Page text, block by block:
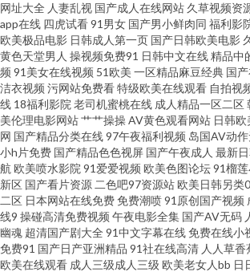
夜剧场性爱 超碰99国产 人人肏肏 久草免费欧美 免费
传媒 亚洲手机天堂 AV女优久久嗳 韩国限制级不卡 日
区 韩国av久久 狠狠鲁日韩在线 久久丁香激情综合 日
线观看网 国内激情自拍视频 欧美亚洲日韩激情 91网
91白丝jk 超碰操逼逼网 欧美毛茸茸老片子 91视频新地
操蜜桃91 99福利导航网 欧美特黄 97伊人 蜜臀99超碰
色播 亚州综合影院 国产一区av 99视频资源总站 亚洲
网址大全 人妻乱视 国产成人在线网站 久草视频资
app在线 四虎试看91男女 国产男小鲜肉同 福利影
欧美极品电影 日韩成人第一页 国产日韩欧美电影
黄色天堂男人 操视频免费91 日韩中文在线精品中
频 91美女在线视频 51欧美 一区精品麻豆经典 国
洁衣视频 污网站免费看特级欧美在线观看 自拍视
线 18福利影院 老司机蜜桃在线 成人精品一区二区
美伦理电影网站艹艹操操AV黄色观看网站 日韩
网 国产精品分类在线97午夜福利视频 岛国AV动
小h片免费 国产精品色色视屏 国产午夜成人 最新
航 欧美喷水影院 91爱爱视频 欧美色图论坛91榴
新区 国产看片资源 二色吧97资源站欧美日韩另类0
二区 日本网站在线免费免费潮喷91原创国产视频
线9 操碰高清免费视频 午夜电影全集 国产AV无码
幽魂 超清国产剧大全 91中文字幕在线免费在线小
免费91 国产日产亚洲精品 91社在线高清 人人草香
欧美在线观看 成人三级成人三级 欧美老女人bb 日